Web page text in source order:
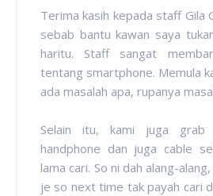
Terima kasih kepada staff Gila
sebab bantu kawan saya
haritu. Staff sangat
tentang smartphone. Memula
ada masalah apa, rupanya
Selain itu, kami juga grab
handphone dan juga cable
lama cari. So ni dah alang-
je so next time tak payah cari